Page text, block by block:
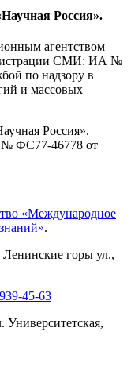
Россия».
агентством
СМИ: ИА №
по надзору в
и массовых
Россия».
№ ФС77-46778 от
«Международное
.
Ленинские горы ул.,
45-63
Университетская,